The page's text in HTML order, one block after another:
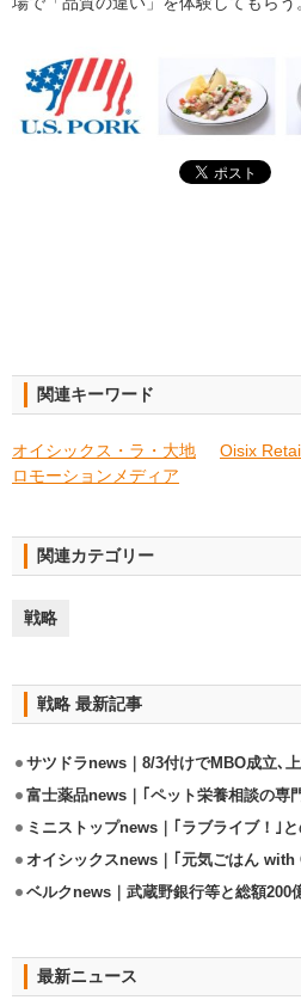
関連キーワード
オイシックス・ラ・大地 Oisix
ロモーションメディア
関連カテゴリー
戦略
戦略 最新記事
サツドラnews｜8/3付けでMBO成立､
最新ニュース